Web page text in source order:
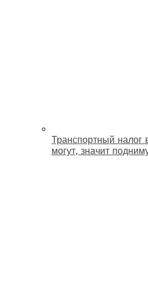
Транспортный налог
могут, значит